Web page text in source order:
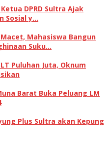
DPRD Sultra Ajak
Sosial y…
Mahasiswa Bangun
Suku…
Puluhan Juta, Oknum
Barat Buka Peluang LM
Plus Sultra akan Kepung